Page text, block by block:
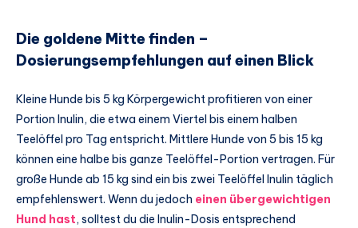
Die goldene Mitte finden –
Dosierungsempfehlungen auf einen Blick
Kleine Hunde bis 5 kg Körpergewicht profitieren von einer
Portion Inulin, die etwa einem Viertel bis einem halben
Teelöffel pro Tag entspricht. Mittlere Hunde von 5 bis 15 kg
können eine halbe bis ganze Teelöffel-Portion vertragen. Für
große Hunde ab 15 kg sind ein bis zwei Teelöffel Inulin täglich
empfehlenswert. Wenn du jedoch einen übergewichtigen
Hund hast, solltest du die Inulin-Dosis entsprechend